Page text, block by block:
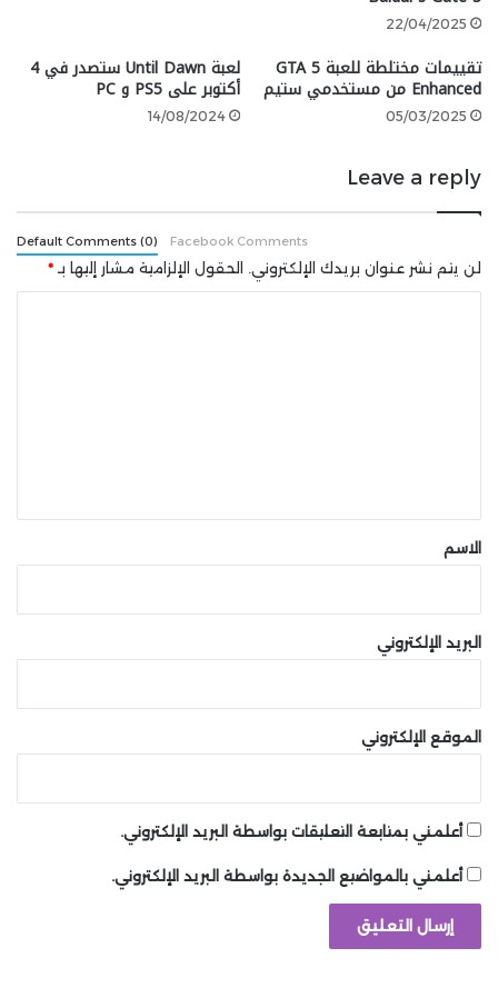
شارك هذه الصفحة عبر
22/04/2025
تقييمات مختلطة للعبة GTA 5
Enhanced من مستخدمي ستيم
05/03/2025
لعبة Until Dawn ستصدر في 4
أكتوبر على PS5 و PC
14/08/2024
Leave a reply
Default Comments (0) Facebook Comments
لن يتم نشر عنوان بريدك الإلكتروني. الحقول الإلزامية مشار إليها بـ*
*الاسم
البريد الإلكتروني
الموقع الإلكتروني
أعلمني بمتابعة التعليقات بواسطة البريد الإلكتروني.
أعلمني بالمواضيع الجديدة بواسطة البريد الإلكتروني.